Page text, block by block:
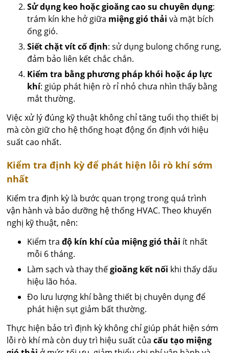
Sử dụng keo hoặc gioăng cao su chuyên dụng:
trám kín khe hở giữa miệng gió thải và mặt bích
ống gió.
Siết chặt vít cố định: sử dụng bulong chống rung,
đảm bảo liên kết chắc chắn.
Kiểm tra bằng phương pháp khói hoặc áp lực
khí: giúp phát hiện rò rỉ nhỏ chưa nhìn thấy bằng
mắt thường.
Việc xử lý đúng kỹ thuật không chỉ tăng tuổi thọ thiết bị
mà còn giữ cho hệ thống hoạt động ổn định với hiệu
suất cao nhất.
Kiểm tra định kỳ để phát hiện lỗi rò khí sớm
nhất
Kiểm tra định kỳ là bước quan trọng trong quá trình
vận hành và bảo dưỡng hệ thống HVAC. Theo khuyến
nghị kỹ thuật, nên:
Kiểm trađộ kín khí của miệng gió thải ít nhất
mỗi 6 tháng.
Làm sạch và thay thếgioăng kết nối khi thấy dấu
hiệu lão hóa.
Đo lưu lượng khí bằng thiết bị chuyên dụng để
phát hiện sụt giảm bất thường.
Thực hiện bảo trì định kỳ không chỉ giúp phát hiện sớm
lỗi rò khí mà còn duy trì hiệu suất củacấu tạo miệng